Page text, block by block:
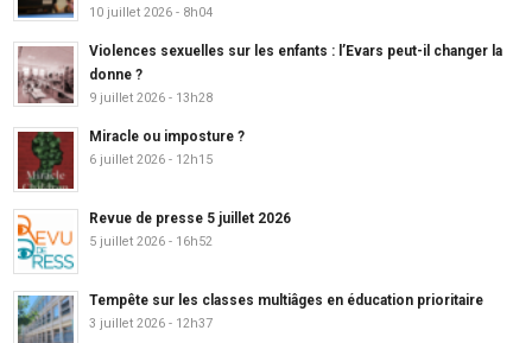
10 juillet 2026 - 8h04
Violences sexuelles sur les enfants : l’Evars peut-il changer la
donne ?
9 juillet 2026 - 13h28
Miracle ou imposture ?
6 juillet 2026 - 12h15
Revue de presse 5 juillet 2026
5 juillet 2026 - 16h52
Tempête sur les classes multiâges en éducation prioritaire
3 juillet 2026 - 12h37